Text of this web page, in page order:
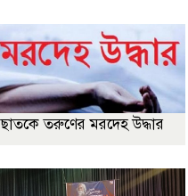
ছাতকে তরুণের মরদেহ উদ্ধার